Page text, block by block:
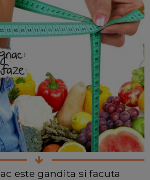
este gandita si facuta